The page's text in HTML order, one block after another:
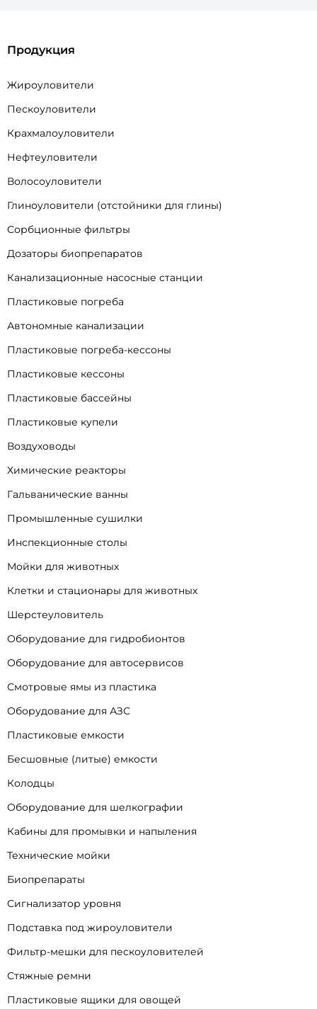
Продукция
Жироуловители
Пескоуловители
Крахмалоуловители
Нефтеуловители
Волосоуловители
Глиноуловители (отстойники для глины)
Сорбционные фильтры
Дозаторы биопрепаратов
Канализационные насосные станции
Пластиковые погреба
Автономные канализации
Пластиковые погреба-кессоны
Пластиковые кессоны
Пластиковые бассейны
Пластиковые купели
Воздуховоды
Химические реакторы
Гальванические ванны
Промышленные сушилки
Инспекционные столы
Мойки для животных
Клетки и стационары для животных
Шерстеуловитель
Оборудование для гидробионтов
Оборудование для автосервисов
Смотровые ямы из пластика
Оборудование для АЗС
Пластиковые емкости
Бесшовные (литые) емкости
Колодцы
Оборудование для шелкографии
Кабины для промывки и напыления
Технические мойки
Биопрепараты
Сигнализатор уровня
Подставка под жироуловители
Фильтр-мешки для пескоуловителей
Стяжные ремни
Пластиковые ящики для овощей